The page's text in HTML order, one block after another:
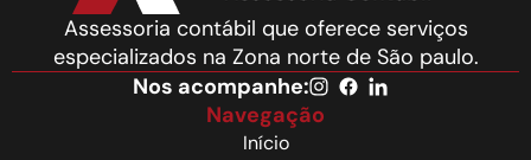
Assessoria contábil que oferece serviços
especializados na Zona norte de São paulo.
Nos acompanhe:
Navegação
Início